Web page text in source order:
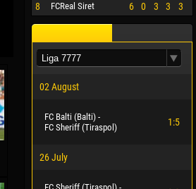
8 FCReal Siret 6 0 3 3 3
02 August
FC Balti (Balti) -
FC Sheriff (Tiraspol)
1:5
26 July